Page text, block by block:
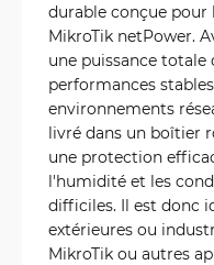
durable conçue
MikroTik netPower.
une puissance totale
performances
environnements
livré dans un boîtier
une protection
l'humidité et les
difficiles. Il est donc
extérieures ou
MikroTik ou autres